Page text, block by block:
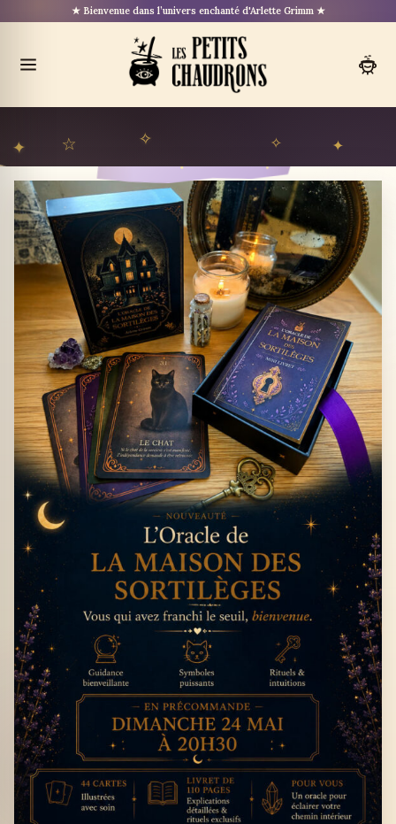
au
★ Bienvenue dans l’univers enchanté d'Arlette Grimm ★
Ouvrir
le